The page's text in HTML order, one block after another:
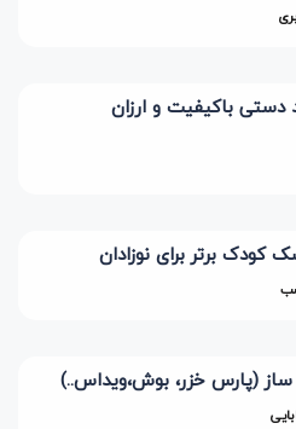
خرید دستی باکیفیت و ارزان
(پارس خزر، بوش،ویداس..)